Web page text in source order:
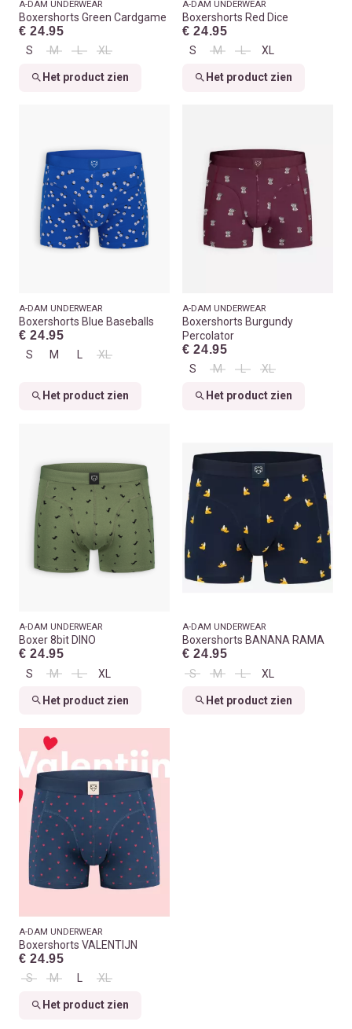
A-DAM UNDERWEAR
Boxershorts Green Cardgame
€ 24.95
S M L XL
Het product zien
A-DAM UNDERWEAR
Boxershorts Red Dice
€ 24.95
S M L XL
Het product zien
A-DAM UNDERWEAR
Boxershorts Blue Baseballs
€ 24.95
S M L XL
Het product zien
A-DAM UNDERWEAR
Boxershorts Burgundy
Percolator
€ 24.95
S M L XL
Het product zien
A-DAM UNDERWEAR
Boxer 8bit DINO
€ 24.95
S M L XL
Het product zien
A-DAM UNDERWEAR
Boxershorts BANANA RAMA
€ 24.95
S M L XL
Het product zien
A-DAM UNDERWEAR
Boxershorts VALENTIJN
€ 24.95
S M L XL
Het product zien